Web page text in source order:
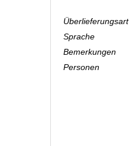
Überlieferungsart
Sprache
Bemerkungen
Personen